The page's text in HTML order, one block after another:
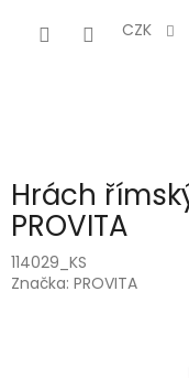
CZK
Hrách
PROVITA
114029_KS
Značka: PROVITA